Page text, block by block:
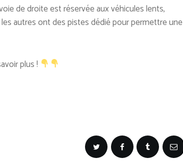
de droite est réservée aux véhicules lents,
autres ont des pistes dédié pour permettre une
plus !